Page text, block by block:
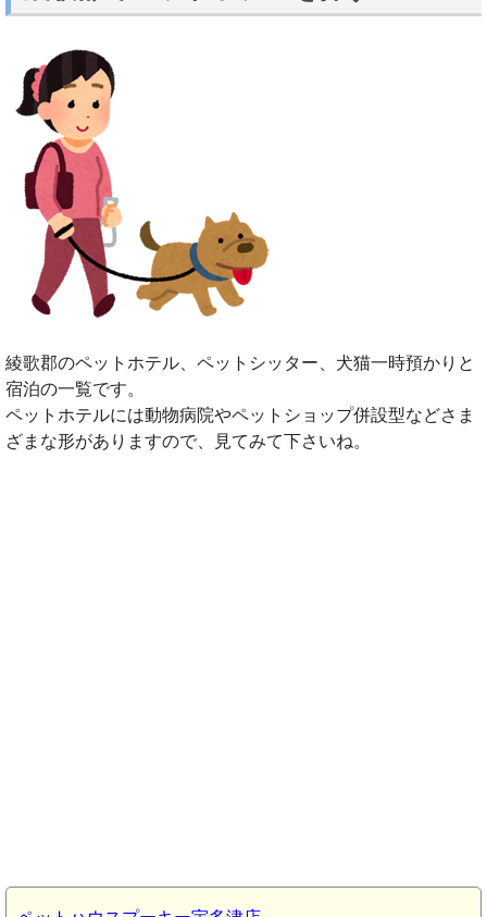
綾歌郡のペットホテル、ペットシッター、犬猫一時預かりと
宿泊の一覧です。
ペットホテルには動物病院やペットショップ併設型などさま
ざまな形がありますので、見てみて下さいね。